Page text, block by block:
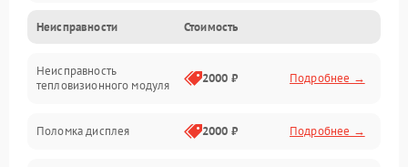
Измерения
Матрица
Неисправности Стоимость
Неисправность
тепловизионного модуля
2000 ₽ Подробнее →
Поломка дисплея 2000 ₽ Подробнее →